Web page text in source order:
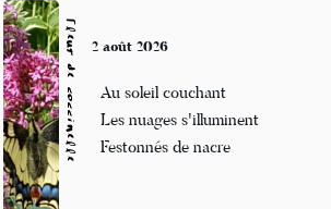
Fleur de coccinelle 2 août 2026
Au soleil couchant
Les nuages s'illuminent
Festonnés de nacre